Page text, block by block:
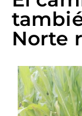
Norte